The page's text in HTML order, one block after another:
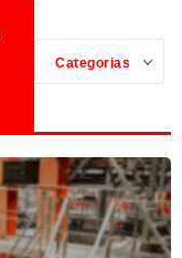
Categorias